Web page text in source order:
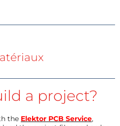
a project?
the Elektor PCB Service,